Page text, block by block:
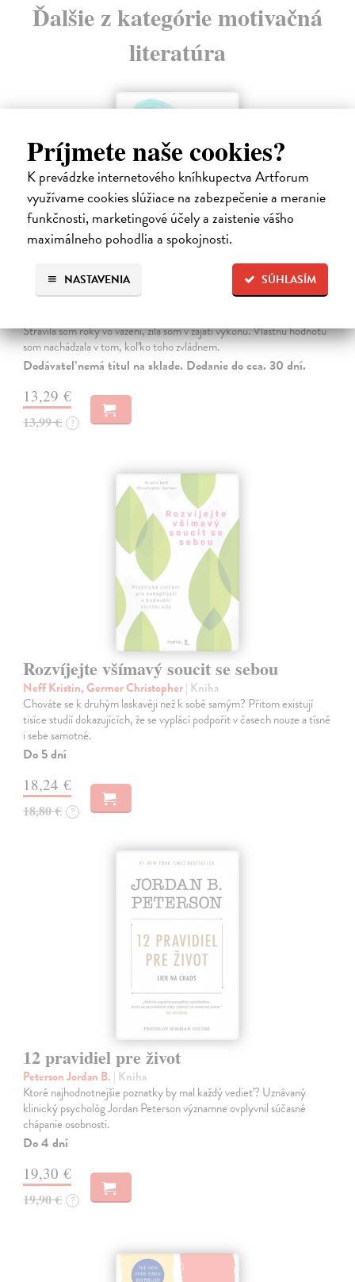
Príjmete naše cookies?
K prevádzke internetového kníhkupectva Artforum
využívame cookies slúžiace na zabezpečenie a meranie
funkčnosti, marketingové účely a zaistenie vášho
maximálneho pohodlia a spokojnosti.
SÚHLASÍM
NASTAVENIA
Ďalšie z kategórie motivačná
literatúra
Menej konať, viac byť
Strávila som roky vo väzení, žila som v zajatí výkonu. Vlastnú hodnotu
som nachádzala v tom, koľko toho zvládnem.
Dodávateľ nemá titul na sklade. Dodanie do cca. 30 dní.
13,29 €
13,99 € ?
Rozvíjejte všímavý soucit se sebou
Neff Kristin, Germer Christopher| Kniha
Chováte se k druhým laskavěji než k sobě samým? Přitom existují
tisíce studií dokazujících, že se vyplácí podpořit v časech nouze a tísně
i sebe samotné.
Do 5 dní
18,24 €
18,80 € ?
12 pravidiel pre život
Peterson Jordan B. | Kniha
Ktoré najhodnotnejšie poznatky by mal každý vedieť? Uznávaný
klinický psychológ Jordan Peterson významne ovplyvnil súčasné
chápanie osobnosti.
Do 4 dní
19,30 €
19,90 € ?